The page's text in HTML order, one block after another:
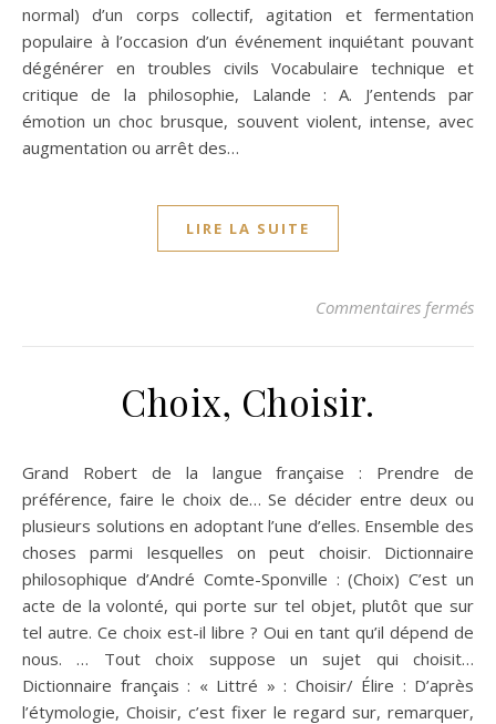
normal) d’un corps collectif, agitation et fermentation
populaire à l’occasion d’un événement inquiétant pouvant
dégénérer en troubles civils Vocabulaire technique et
critique de la philosophie, Lalande : A. J’entends par
émotion un choc brusque, souvent violent, intense, avec
augmentation ou arrêt des…
LIRE LA SUITE
Commentaires fermés
Choix, Choisir.
Grand Robert de la langue française : Prendre de
préférence, faire le choix de… Se décider entre deux ou
plusieurs solutions en adoptant l’une d’elles. Ensemble des
choses parmi lesquelles on peut choisir. Dictionnaire
philosophique d’André Comte-Sponville : (Choix) C’est un
acte de la volonté, qui porte sur tel objet, plutôt que sur
tel autre. Ce choix est-il libre ? Oui en tant qu’il dépend de
nous. … Tout choix suppose un sujet qui choisit…
Dictionnaire français : « Littré » : Choisir/ Élire : D’après
l’étymologie, Choisir, c’est fixer le regard sur, remarquer,